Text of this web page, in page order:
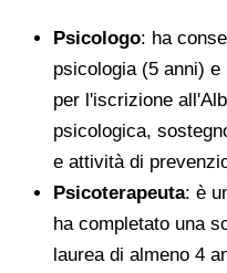
Psicologo: ha
psicologia (5 anni)
per l'iscrizione
psicologica,
e attività di
Psicoterapeuta: è
ha completato una
laurea di almeno 4